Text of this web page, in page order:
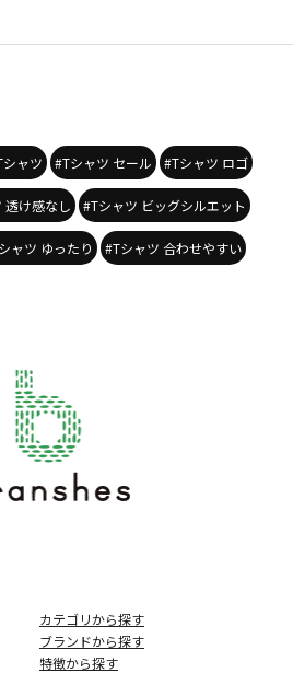
ャツ #Tシャツ セール #Tシャツ ロゴ
透け感なし #Tシャツ ビッグシルエット
ャツ ゆったり #Tシャツ 合わせやすい
カテゴリから探す
ブランドから探す
特徴から探す